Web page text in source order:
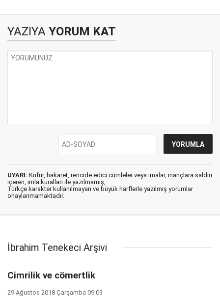
YAZIYA YORUM KAT
UYARI: Küfür, hakaret, rencide edici cümleler veya imalar, inançlara saldırı
içeren, imla kuralları ile yazılmamış,
Türkçe karakter kullanılmayan ve büyük harflerle yazılmış yorumlar
onaylanmamaktadır.
İbrahim Tenekeci Arşivi
Cimrilik ve cömertlik
29 Ağustos 2018 Çarşamba 09:03